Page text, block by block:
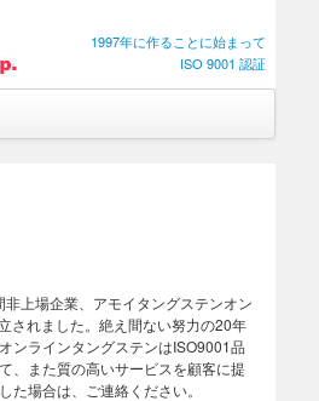
1997年に作ることに始まって
ISO 9001 認証
上場企業、アモイタングステンオン
されました。絶え間ない努力の20年
ンラインタングステンはISO9001品
、また質の高いサービスを顧客に提
場合は、ご連絡ください。